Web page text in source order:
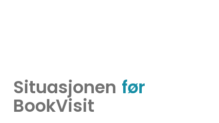
Situasjonen før
BookVisit